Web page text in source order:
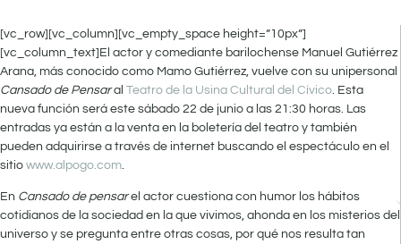
[vc_row][vc_column][vc_empty_space height=”10px”]
[vc_column_text]El actor y comediante barilochense Manuel Gutiérrez
Arana, más conocido como Mamo Gutiérrez, vuelve con su unipersonal
Cansado de Pensaral Teatro de la Usina Cultural del Cívico. Esta
nueva función será este sábado 22 de junio a las 21:30 horas. Las
entradas ya están a la venta en la boletería del teatro y también
pueden adquirirse a través de internet buscando el espectáculo en el
sitio www.alpogo.com.
En Cansado de pensarel actor cuestiona con humor los hábitos
cotidianos de la sociedad en la que vivimos, ahonda en los misterios del
universo y se pregunta entre otras cosas, por qué nos resulta tan